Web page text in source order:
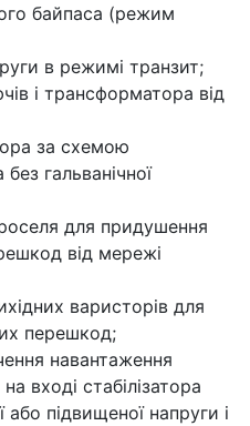
байпаса (режим
в режимі транзит;
і трансформатора від
за схемою
гальванічної
для придушення
від мережі
варисторів для
перешкод;
навантаження
вході стабілізатора
або підвищеної напруги і